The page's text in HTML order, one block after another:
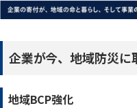
企業が今、地域防災に
地域BCP強化